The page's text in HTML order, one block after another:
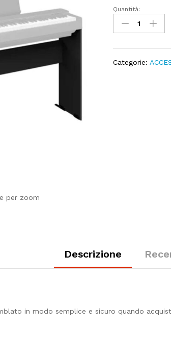
per zoom
YAMAHA
L200
Stand
P-
Quantità:
Categorie:
Descrizione
in modo semplice e sicuro quando